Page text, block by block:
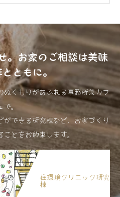
。お家のご相談は美味
ともに。
ぬくもりがあふれる事務所兼カフ
で。
ができる研究棟など、お家づくり
とをお約束します。
住環境クリニック研究
棟